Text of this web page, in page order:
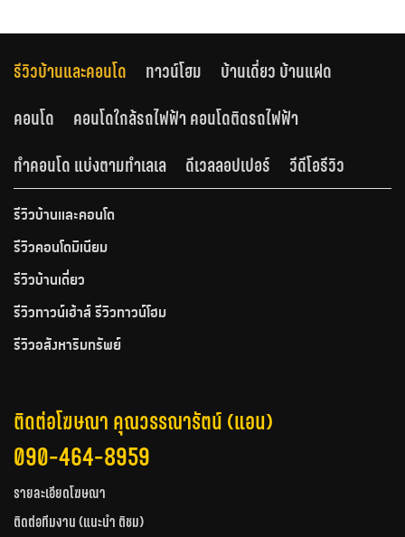
รีวิวบ้านและคอนโด ทาวน์โฮม
บ้านเดี่ยว บ้านแฝด
คอนโด
คอนโดใกล้รถไฟฟ้า คอนโดติดรถไฟฟ้า
ทำคอนโด แบ่งตามทำเลเล
ดีเวลลอปเปอร์ วีดีโอรีวิว
รีวิวบ้านและคอนโด
รีวิวคอนโดมิเนียม
รีวิวบ้านเดี่ยว
รีวิวทาวน์เฮ้าส์ รีวิวทาวน์โฮม
รีวิวอสังหาริมทรัพย์
ติดต่อโฆษณา คุณวรรณารัตน์ (แอน)
090-464-8959
รายละเอียดโฆษณา
ติดต่อทีมงาน (แนะนำ ติชม)